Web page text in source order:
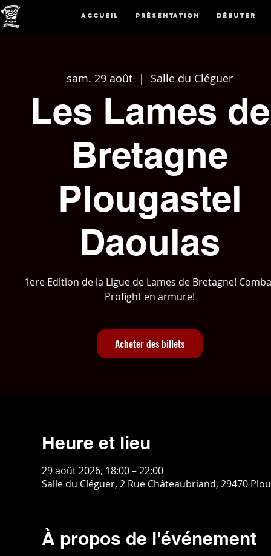
Accueil Présentation Débuter
sam. 29 août
  |
Salle du Cléguer
Les Lames de
Bretagne
Plougastel
Daoulas
1ere Edition de la Ligue de Lames de Bretagne!
Profight en armure!
Acheter des billets
Heure et lieu
29 août 2026, 18:00 – 22:00
Salle du Cléguer, 2 Rue Châteaubriand, 29470
À propos de l'événement